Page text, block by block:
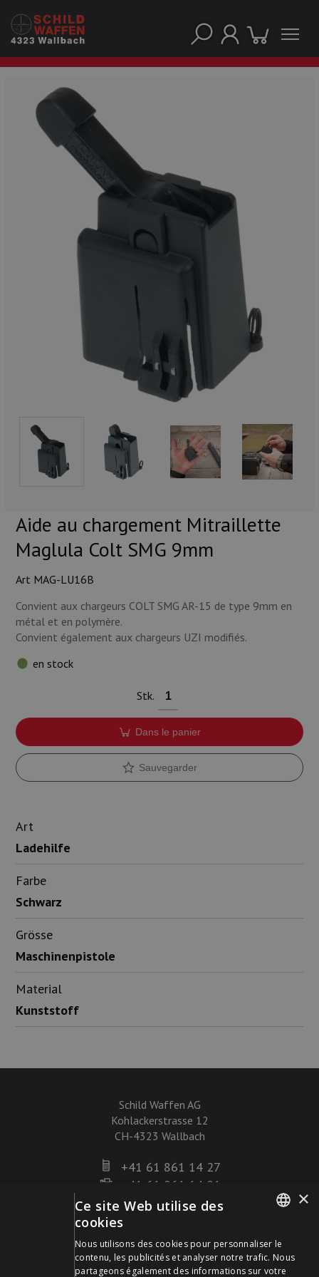
Aide au chargement Mitraillette
Maglula Colt SMG 9mm
Art MAG-LU16B
Convient aux chargeurs COLT SMG AR-15 de type 9mm en
métal et en polymère.
Convient également aux chargeurs UZI modifiés.
en stock
Stk.
Dans le panier
Sauvegarder
Art
Ladehilfe
Farbe
Schwarz
Grösse
Maschinenpistole
Material
Kunststoff
Schild Waffen AG
Kohlackerstrasse 12
CH-4323 Wallbach
+41 61 861 14 27
+41 61 861 14 01
info@schildwaffen.ch
Mode de paiement
NOS PRINCIPALES MARQUES
NOS CATÉGORIES PRINCIPALES
FRENCH
×
Ce site Web utilise des
cookies
Nous utilisons des cookies pour personnaliser le
contenu, les publicités et analyser notre trafic. Nous
partageons également des informations sur votre